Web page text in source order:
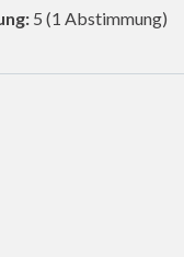
5 (1 Abstimmung)